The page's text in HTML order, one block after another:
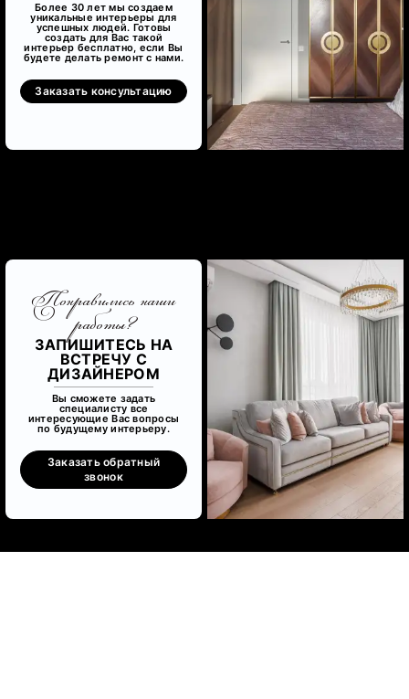
Более 30 лет мы создаем
уникальные интерьеры для
успешных людей. Готовы
создать для Вас такой
интерьер бесплатно, если Вы
будете делать ремонт с нами.
Заказать консультацию
Понравились наши
работы?
ЗАПИШИТЕСЬ НА
ВСТРЕЧУ С
ДИЗАЙНЕРОМ
Вы сможете задать
специалисту все
интересующие Вас вопросы
по будущему интерьеру.
Заказать обратный
звонок